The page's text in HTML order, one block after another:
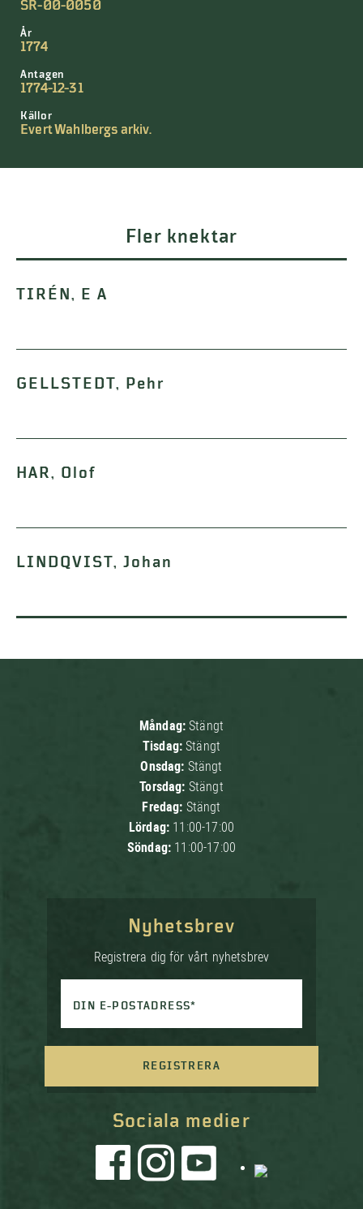
SR-00-0050
År
1774
Antagen
1774-12-31
Källor
Evert Wahlbergs arkiv.
Fler knektar
TIRÉN, E A
GELLSTEDT, Pehr
HAR, Olof
LINDQVIST, Johan
Måndag:Stängt
Tisdag:Stängt
Onsdag: Stängt
Torsdag: Stängt
Fredag: Stängt
Lördag: 11:00-17:00
Söndag: 11:00-17:00
Sociala medier
Nyhetsbrev
Registrera dig för vårt nyhetsbrev
DIN E-POSTADRESS*
REGISTRERA